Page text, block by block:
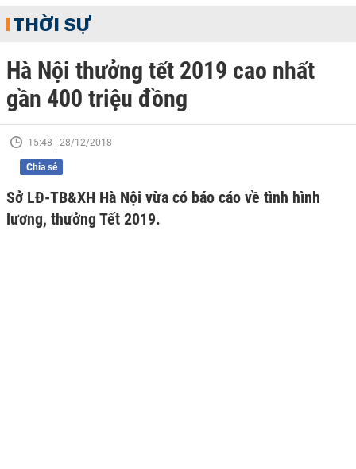
THỜI SỰ
Hà Nội thưởng tết 2019 cao nhất
gần 400 triệu đồng
15:48 | 28/12/2018
Chia sẻ
Sở LĐ-TB&XH Hà Nội vừa có báo cáo về tình hình
lương, thưởng Tết 2019.